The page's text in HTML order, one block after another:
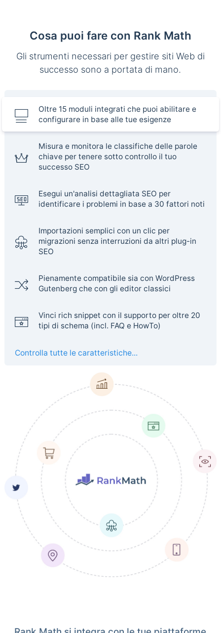
Cosa puoi fare con Rank Math
Gli strumenti necessari per gestire siti Web di
successo sono a portata di mano.
Oltre 15 moduli integrati che puoi abilitare e
configurare in base alle tue esigenze
Misura e monitora le classifiche delle parole
chiave per tenere sotto controllo il tuo
successo SEO
Esegui un'analisi dettagliata SEO per
identificare i problemi in base a 30 fattori noti
Importazioni semplici con un clic per
migrazioni senza interruzioni da altri plug-in
SEO
Pienamente compatibile sia con WordPress
Gutenberg che con gli editor classici
Vinci rich snippet con il supporto per oltre 20
tipi di schema (incl. FAQ e HowTo)
Controlla tutte le caratteristiche...